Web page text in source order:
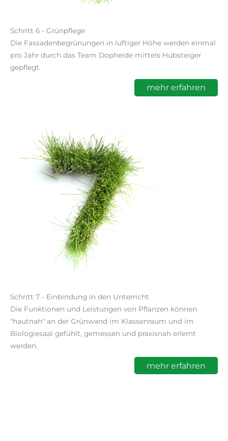
Schritt 6 - Grünpflege
Die Fassadenbegrünungen in luftiger Höhe werden einmal
pro Jahr durch das Team Dopheide mittels Hubsteiger
gepflegt.
mehr erfahren
Schritt 7 - Einbindung in den Unterricht
Die Funktionen und Leistungen von Pflanzen können
"hautnah" an der Grünwand im Klassenraum und im
Biologiesaal gefühlt, gemessen und praxisnah erlernt
werden.
mehr erfahren